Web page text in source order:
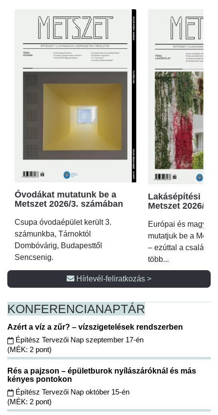
Óvodákat mutatunk be a
Metszet 2026/3. számában
Csupa óvodaépület került 3.
számunkba, Tárnoktól
Dombóvárig, Budapesttől
Sencsenig.
Lakásépítési
Metszet 2026/2.
Európai és magyar
mutatjuk be a
– ezúttal a családi
több...
Hírlevél-feliratkozás >
KONFERENCIANAPTÁR
Azért a víz a zűr? – vízszigetelések rendszerben
Építész Tervezői Nap szeptember 17-én
(MÉK: 2 pont)
Rés a pajzson – épületburok nyílászáróknál és más
kényes pontokon
Építész Tervezői Nap október 15-én
(MÉK: 2 pont)